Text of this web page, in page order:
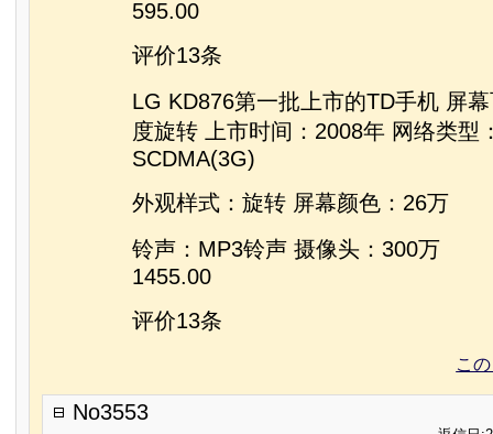
595.00
评价13条
LG KD876第一批上市的TD手机 屏
度旋转 上市时间：2008年 网络类型
SCDMA(3G)
外观样式：旋转 屏幕颜色：26万
铃声：MP3铃声 摄像头：300万
1455.00
评价13条
こ
No3553